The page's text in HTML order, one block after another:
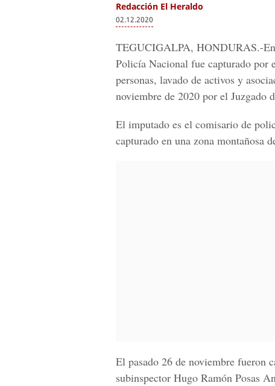
Redacción El Heraldo
02.12.2020
TEGUCIGALPA, HONDURAS.-
Policía Nacional fue capturado
personas, lavado de activos y
noviembre de 2020 por el Juzgado
El imputado es el comisario de
capturado en una zona montañosa
El pasado 26 de noviembre fueron
subinspector Hugo Ramón Posas